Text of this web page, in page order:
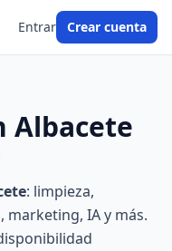
Entrar Crear cuenta
Albacete
: limpieza,
marketing, IA y más.